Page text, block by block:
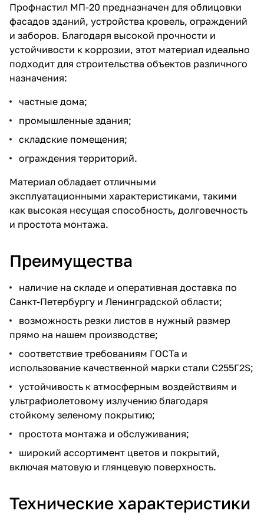
Профнастил МП-20 предназначен для облицовки
фасадов зданий, устройства кровель, ограждений
и заборов. Благодаря высокой прочности и
устойчивости к коррозии, этот материал идеально
подходит для строительства объектов различного
назначения:
частные дома;
промышленные здания;
складские помещения;
ограждения территорий.
Материал обладает отличными
эксплуатационными характеристиками, такими
как высокая несущая способность, долговечность
и простота монтажа.
Преимущества
наличие на складе и оперативная доставка по
Санкт-Петербургу и Ленинградской области;
возможность резки листов в нужный размер
прямо на нашем производстве;
соответствие требованиям ГОСТа и
использование качественной марки стали С255Г2S;
устойчивость к атмосферным воздействиям и
ультрафиолетовому излучению благодаря
стойкому зеленому покрытию;
простота монтажа и обслуживания;
широкий ассортимент цветов и покрытий,
включая матовую и глянцевую поверхность.
Технические характеристики